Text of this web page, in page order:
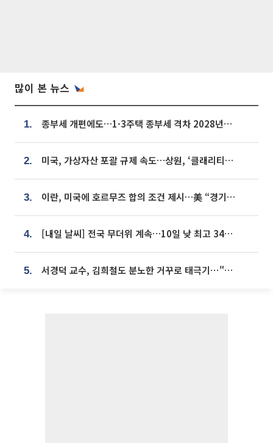
많이 본 뉴스
1. 종부세 개편에도…1·3주택 종부세 격차 2028년부터 확대
2. 미국, 가상자산 포괄 규제 속도…상원, ‘클래리티법’ 9월 절차투표 추진
3. 이란, 미국에 호르무즈 합의 조건 제시…美 “경기 아직 안 끝나” [종합]
4. [내일 날씨] 전국 무더위 계속…10일 낮 최고 34도 육박
5. 서경덕 교수, 김희철도 분노한 거꾸로 태극기⋯"엉터리는 아냐, 아쉬울 뿐"